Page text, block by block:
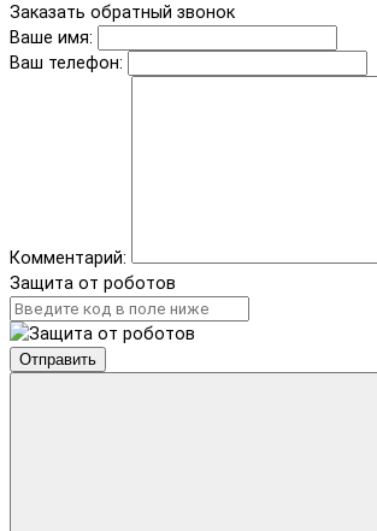
Заказать обратный звонок
Ваше имя:
Ваш телефон:
Комментарий:
Защита от роботов
Отправить